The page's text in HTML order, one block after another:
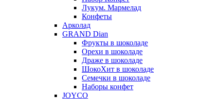
Лукум. Мармелад
Конфеты
Арколад
GRAND Dian
Фрукты в шоколаде
Орехи в шоколаде
Драже в шоколаде
ШокоХит в шоколаде
Семечки в шоколаде
Наборы конфет
JOYCO